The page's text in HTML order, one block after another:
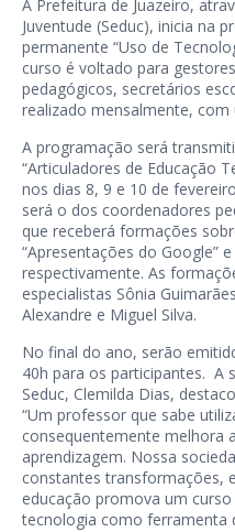
A Prefeitura de Juazeiro,
Juventude (Seduc), inicia na
permanente “Uso de
curso é voltado para
pedagógicos, secretários
realizado mensalmente, com
A programação será
“Articuladores de Educação
nos dias 8, 9 e 10 de
será o dos coordenadores
que receberá formações
“Apresentações do Google”
respectivamente. As
especialistas Sônia
Alexandre e Miguel Silva.
No final do ano, serão
40h para os participantes. A
Seduc, Clemilda Dias,
“Um professor que sabe
consequentemente melhora
aprendizagem. Nossa
constantes transformações,
educação promova um
tecnologia como ferramenta